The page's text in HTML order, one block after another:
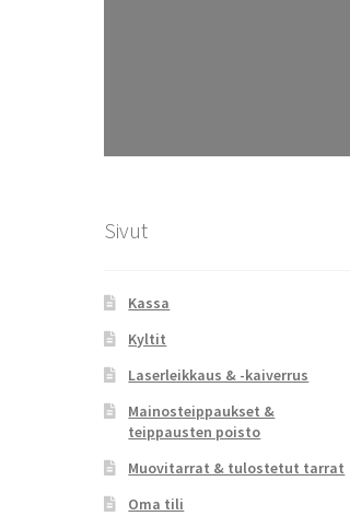
Sivut
Kassa
Kyltit
Laserleikkaus & -kaiverrus
Mainosteippaukset &
teippausten poisto
Muovitarrat & tulostetut tarrat
Oma tili